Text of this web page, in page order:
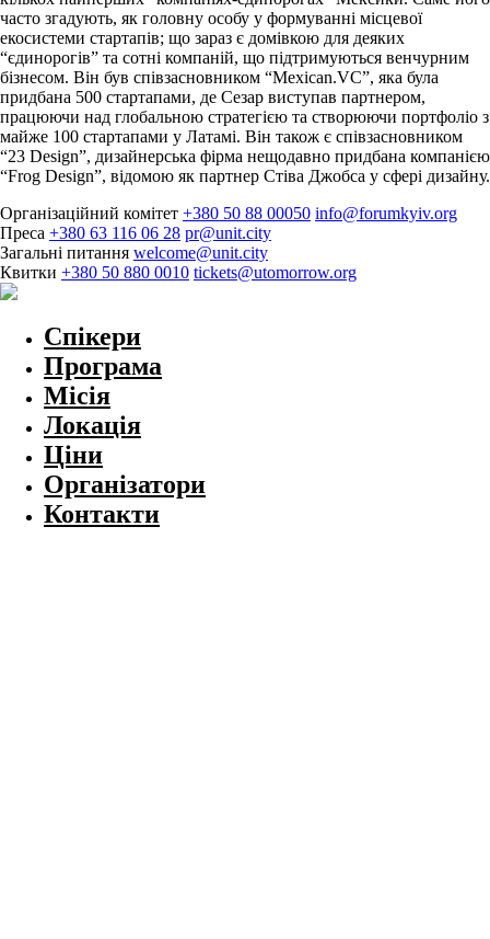
часто згадують, як головну особу у формуванні місцевої
екосистеми стартапів; що зараз є домівкою для деяких
“єдинорогів” та сотні компаній, що підтримуються венчурним
бізнесом. Він був співзасновником “Mexican.VC”, яка була
придбана 500 стартапами, де Сезар виступав партнером,
працюючи над глобальною стратегією та створюючи портфоліо з
майже 100 стартапами у Латамі. Він також є співзасновником
“23 Design”, дизайнерська фірма нещодавно придбана компанією
“Frog Design”, відомою як партнер Стіва Джобса у сфері дизайну.
Організаційний комітет +380 50 88 00050 info@forumkyiv.org
Преса +380 63 116 06 28 pr@unit.city
Загальні питання welcome@unit.city
Квитки +380 50 880 0010 tickets@utomorrow.org
Спікери
Програма
Місія
Локація
Ціни
Організатори
Контакти